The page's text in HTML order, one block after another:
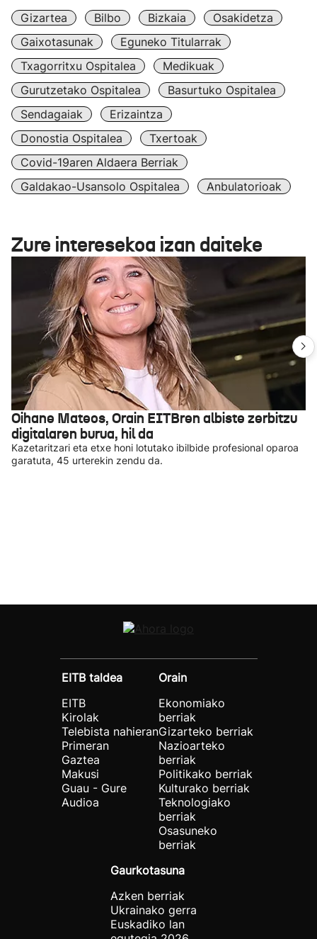
Gizartea Bilbo Bizkaia
Osakidetza
Gaixotasunak
Eguneko Titularrak
Txagorritxu Ospitalea
Medikuak
Gurutzetako Ospitalea
Basurtuko Ospitalea
Sendagaiak
Erizaintza
Donostia Ospitalea
Txertoak
Covid-19aren Aldaera Berriak
Galdakao-Usansolo Ospitalea
Anbulatorioak
Zure interesekoa izan daiteke
Oihane Mateos, Orain EITBren albiste zerbitzu
digitalaren burua, hil da
Kazetaritzari eta etxe honi lotutako ibilbide profesional oparoa
garatuta, 45 urterekin zendu da.
EITB taldea
EITB
Kirolak
Telebista nahieran
Primeran
Gaztea
Makusi
Guau - Gure
Audioa
Orain
Ekonomiako
berriak
Gizarteko berriak
Nazioarteko
berriak
Politikako berriak
Kulturako berriak
Teknologiako
berriak
Osasuneko
berriak
Gaurkotasuna
Azken berriak
Ukrainako gerra
Euskadiko lan